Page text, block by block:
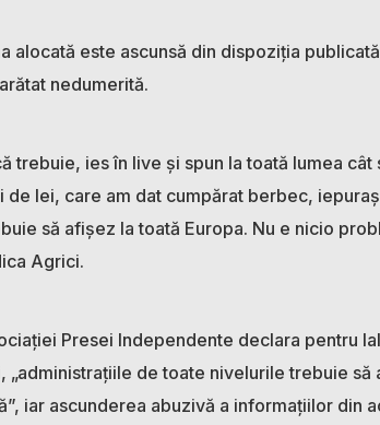
alocată este ascunsă din dispoziția
nedumerită.
trebuie, ies în live și spun la toată lumea
de lei, care am dat cumpărat berbec,
să afișez la toată Europa. Nu e nicio
Agrici.
Presei Independente declara pentru
„administrațiile de toate nivelurile trebuie să
iar ascunderea abuzivă a informațiilor din